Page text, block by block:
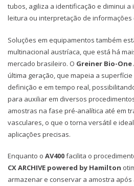
tubos, agiliza a identificação e diminui a
leitura ou interpretação de informações
Soluções em equipamentos também
multinacional austríaca, que está há
mercado brasileiro. O Greiner Bio-One
última geração, que mapeia a
definição e em tempo real,
para auxiliar em diversos
amostras na fase pré-analítica até em
vasculares, o que o torna versátil e
aplicações precisas.
Enquanto o AV400facilita o
CX ARCHIVE powered by Hamilton
armazenar e conservar a amostra após